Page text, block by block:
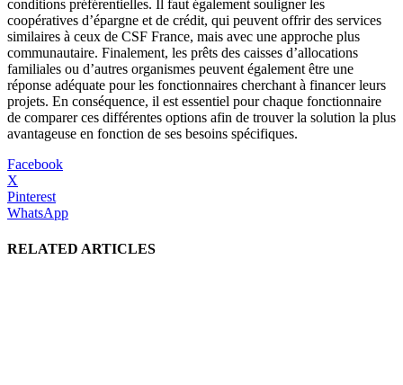
conditions préférentielles. Il faut également souligner les
coopératives d’épargne et de crédit, qui peuvent offrir des services
similaires à ceux de CSF France, mais avec une approche plus
communautaire. Finalement, les prêts des caisses d’allocations
familiales ou d’autres organismes peuvent également être une
réponse adéquate pour les fonctionnaires cherchant à financer leurs
projets. En conséquence, il est essentiel pour chaque fonctionnaire
de comparer ces différentes options afin de trouver la solution la plus
avantageuse en fonction de ses besoins spécifiques.
Facebook
X
Pinterest
WhatsApp
RELATED ARTICLES